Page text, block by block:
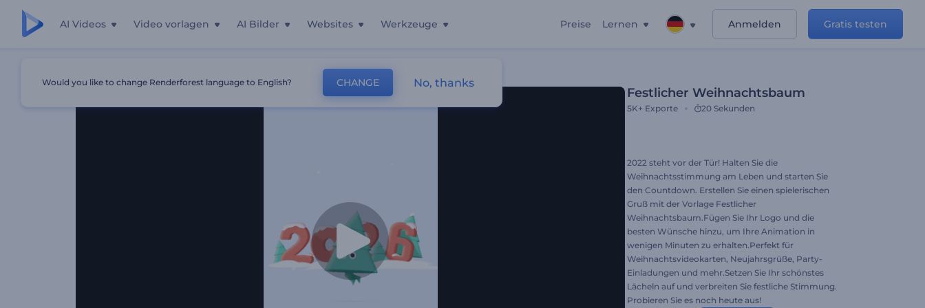
AI Videos Video vorlagen AI Bilder Websites Werkzeuge Preise Lernen Anmelden Gratis testen
Festlicher Weihnachtsbaum
5K+ Exporte 20 Sekunden
2022 steht vor der Tür! Halten Sie die
Weihnachtsstimmung am Leben und starten Sie
den Countdown. Erstellen Sie einen spielerischen
Gruß mit der Vorlage Festlicher
Weihnachtsbaum.Fügen Sie Ihr Logo und die
besten Wünsche hinzu, um Ihre Animation in
wenigen Minuten zu erhalten.Perfekt für
Weihnachtsvideokarten, Neujahrsgrüße, Party-
Einladungen und mehr.Setzen Sie Ihr schönstes
Lächeln auf und verbreiten Sie festliche Stimmung.
Probieren Sie es noch heute aus!
Would you like to change Renderforest language to English? CHANGE No, thanks